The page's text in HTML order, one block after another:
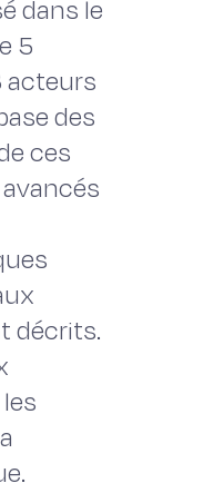
dans le
5
acteurs
des
ces
décrits.